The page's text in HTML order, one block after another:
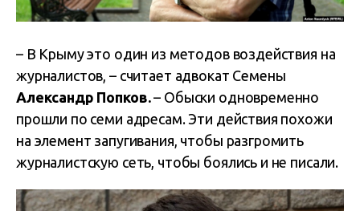
– В Крыму это один из методов воздействия на
журналистов, – считает адвокат Семены
Александр Попков.– Обыски одновременно
прошли по семи адресам. Эти действия похожи
на элемент запугивания, чтобы разгромить
журналистскую сеть, чтобы боялись и не писали.